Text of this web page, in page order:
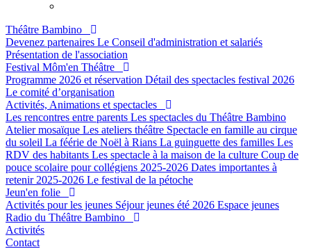
Théâtre Bambino
Devenez partenaires Le Conseil d'administration et salariés
Présentation de l'association
Festival Môm'en Théâtre
Programme 2026 et réservation Détail des spectacles festival 2026
Le comité d’organisation
Activités, Animations et spectacles
Les rencontres entre parents Les spectacles du Théâtre Bambino
Atelier mosaïque Les ateliers théâtre Spectacle en famille au cirque
du soleil La féérie de Noël à Rians La guinguette des familles Les
RDV des habitants Les spectacle à la maison de la culture Coup de
pouce scolaire pour collégiens 2025-2026 Dates importantes à
retenir 2025-2026 Le festival de la pétoche
Jeun'en folie
Activités pour les jeunes Séjour jeunes été 2026 Espace jeunes
Radio du Théâtre Bambino
Activités
Contact